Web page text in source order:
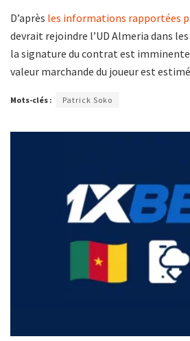
D’après les informations rapportées
devrait rejoindre l’UD Almeria dans
la signature du contrat est
valeur marchande du joueur est
Mots-clés : Patrick Soko